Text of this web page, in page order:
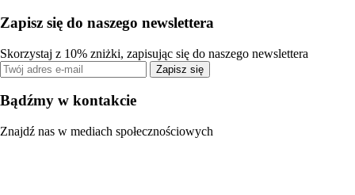
Zapisz się do naszego newslettera
Skorzystaj z 10% zniżki, zapisując się do naszego newslettera
Zapisz się
Bądźmy w kontakcie
Znajdź nas w mediach społecznościowych